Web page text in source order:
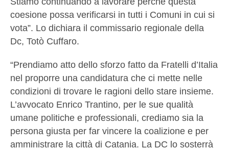
coesione possa verificarsi in tutti i Comuni in cui si
vota”. Lo dichiara il commissario regionale della
Dc, Totò Cuffaro.
“Prendiamo atto dello sforzo fatto da Fratelli d’Italia
nel proporre una candidatura che ci mette nelle
condizioni di trovare le ragioni dello stare insieme.
L’avvocato Enrico Trantino, per le sue qualità
umane politiche e professionali, crediamo sia la
persona giusta per far vincere la coalizione e per
amministrare la città di Catania. La DC lo sosterrà